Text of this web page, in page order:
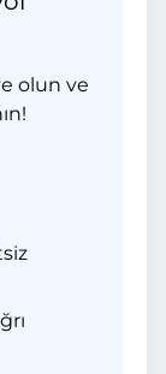
olun ve